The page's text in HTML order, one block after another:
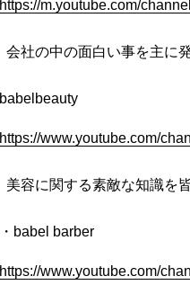
https://m.youtube.com/
会社の中の面白い事を主に
babelbeauty
https://www.youtube.com/
美容に関する素敵な知識を
・ babel barber
https://www.youtube.com/